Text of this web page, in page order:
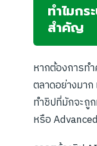
ทำไมก
สำคัญ
หากต้องการท
ตลาดอย่างมา
ทำชิปที่มักจะถู
หรือ